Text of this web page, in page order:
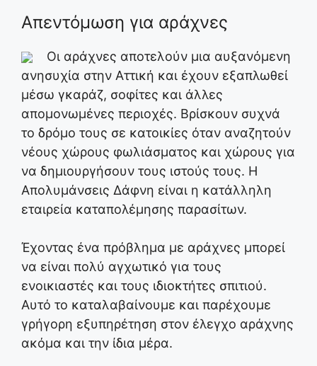
Απεντόμωση για αράχνες
Οι αράχνες αποτελούν μια αυξανόμενη
ανησυχία στην Αττική και έχουν εξαπλωθεί
μέσω γκαράζ, σοφίτες και άλλες
απομονωμένες περιοχές. Βρίσκουν συχνά
το δρόμο τους σε κατοικίες όταν αναζητούν
νέους χώρους φωλιάσματος και χώρους για
να δημιουργήσουν τους ιστούς τους. Η
Απολυμάνσεις Δάφνη είναι η κατάλληλη
εταιρεία καταπολέμησης παρασίτων.
Έχοντας ένα πρόβλημα με αράχνες μπορεί
να είναι πολύ αγχωτικό για τους
ενοικιαστές και τους ιδιοκτήτες σπιτιού.
Αυτό το καταλαβαίνουμε και παρέχουμε
γρήγορη εξυπηρέτηση στον έλεγχο αράχνης
ακόμα και την ίδια μέρα.